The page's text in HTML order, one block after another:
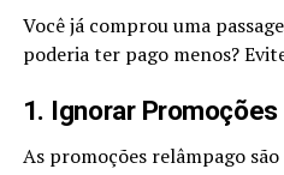
Você já comprou uma
poderia ter pago menos?
1. Ignorar
As promoções relâmpago